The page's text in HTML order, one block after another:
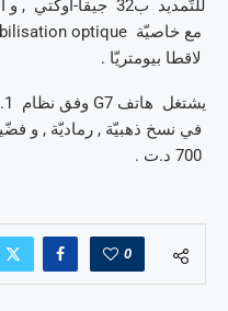
لاقطا بيومتريّا .
0